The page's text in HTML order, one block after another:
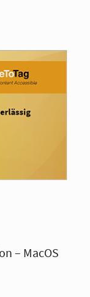
– MacOS